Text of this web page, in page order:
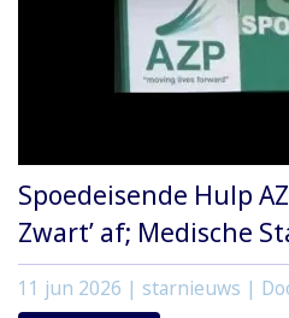
Spoedeisende Hulp
Zwart’ af; Medische
11 jun 2026 | starnieuws |